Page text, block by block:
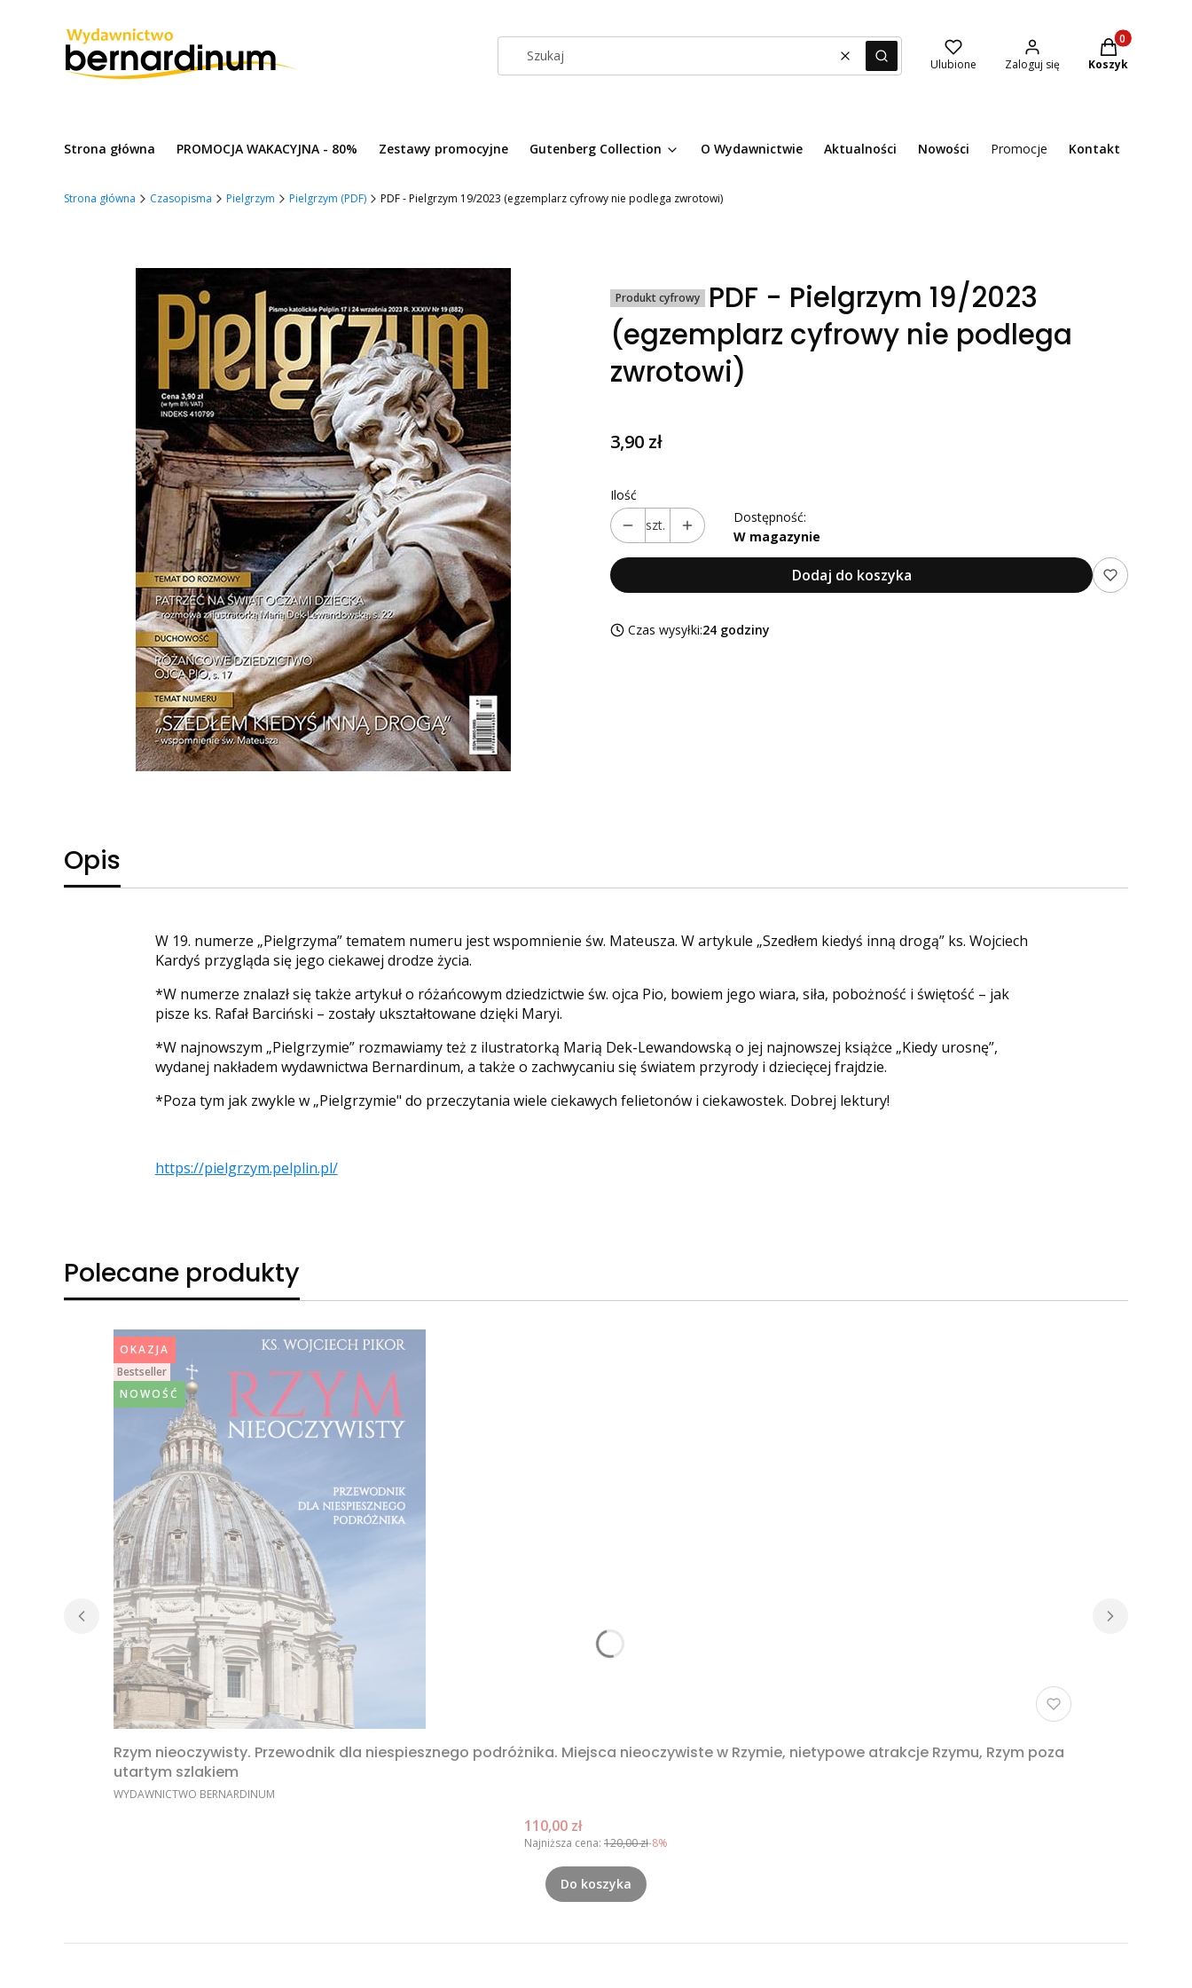
WyczyśćSzukaj Ulubione Zaloguj się
Produkty w
Koszyk
Strona główna PROMOCJA WAKACYJNA - 80% Zestawy promocyjne Gutenberg Collection O Wydawnictwie Aktualności Nowości Promocje Kontakt
Strona główna Czasopisma Pielgrzym Pielgrzym (PDF) PDF - Pielgrzym 19/2023 (egzemplarz cyfrowy nie podlega zwrotowi)
Produkt cyfrowy
PDF - Pielgrzym 19/2023
(egzemplarz cyfrowy nie podlega
zwrotowi)
Cena
3,90 zł
Ilość
szt.
Dostępność:
W magazynie
Dodaj do koszyka
Czas wysyłki:24 godziny
Opis
W 19. numerze „Pielgrzyma” tematem numeru jest wspomnienie św. Mateusza. W artykule „Szedłem kiedyś inną drogą” ks. Wojciech
Kardyś przygląda się jego ciekawej drodze życia.
*W numerze znalazł się także artykuł o różańcowym dziedzictwie św. ojca Pio, bowiem jego wiara, siła, pobożność i świętość – jak
pisze ks. Rafał Barciński – zostały ukształtowane dzięki Maryi.
*W najnowszym „Pielgrzymie” rozmawiamy też z ilustratorką Marią Dek-Lewandowską o jej najnowszej książce „Kiedy urosnę”,
wydanej nakładem wydawnictwa Bernardinum, a także o zachwycaniu się światem przyrody i dziecięcej frajdzie.
*Poza tym jak zwykle w „Pielgrzymie" do przeczytania wiele ciekawych felietonów i ciekawostek. Dobrej lektury!
https://pielgrzym.pelplin.pl/
Polecane produkty
OKAZJA
Bestseller
NOWOŚĆ
Rzym nieoczywisty. Przewodnik dla niespiesznego podróżnika. Miejsca nieoczywiste w Rzymie, nietypowe atrakcje Rzymu, Rzym poza
utartym szlakiem
PRODUCENT
WYDAWNICTWO BERNARDINUM
Cena promocyjna
110,00 zł
Najniższa cena: 120,00 zł-8%
Do koszyka